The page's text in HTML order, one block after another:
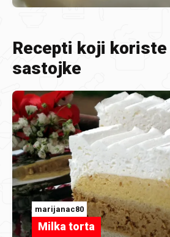
Recepti koji
sastojke
marijanac80
Milka torta